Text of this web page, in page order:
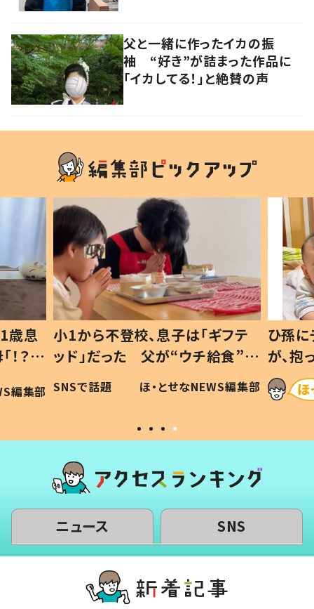
父と一緒に作ったイカの振
袖 “好き”が詰まった作品に
「イカしてる！」と絶賛の声
歳息
？」
編集部
小1から不登校、息子は「ギフテ
ッド」だった 父が“ウチ給食”を
作り続ける理由とは #令和の親
#令和の子
SNSで話題 ほ・とせなNEWS編集部
ひ孫
が、
「涙が
い」
ニュース SNS